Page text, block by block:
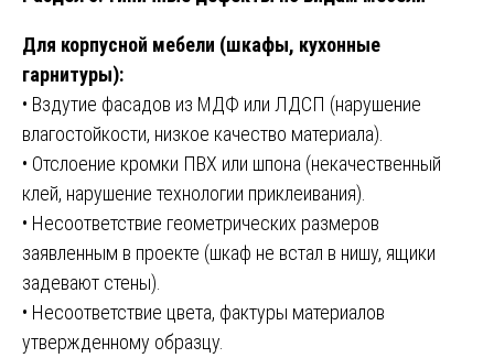
Для корпусной мебели (шкафы, кухонные
гарнитуры):
• Вздутие фасадов из МДФ или ЛДСП (нарушение
влагостойкости, низкое качество материала).
• Отслоение кромки ПВХ или шпона (некачественный
клей, нарушение технологии приклеивания).
• Несоответствие геометрических размеров
заявленным в проекте (шкаф не встал в нишу, ящики
задевают стены).
• Несоответствие цвета, фактуры материалов
утвержденному образцу.